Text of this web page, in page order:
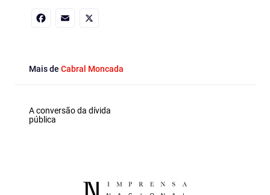
Mais de Cabral Moncada
A conversão da dívida
pública